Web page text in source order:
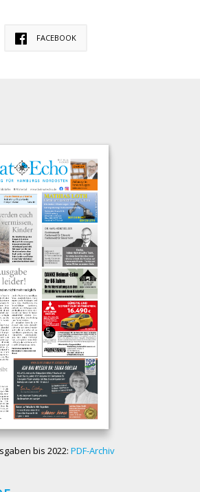
FACEBOOK
bis 2022: PDF-Archiv